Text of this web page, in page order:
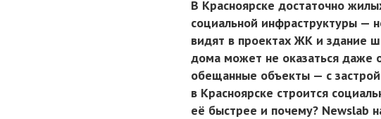
В Красноярске достаточно
социальной инфраструктуры —
видят в проектах ЖК и здание
дома может не оказаться даже
обещанные объекты — с
в Красноярске строится
её быстрее и почему? Newslab